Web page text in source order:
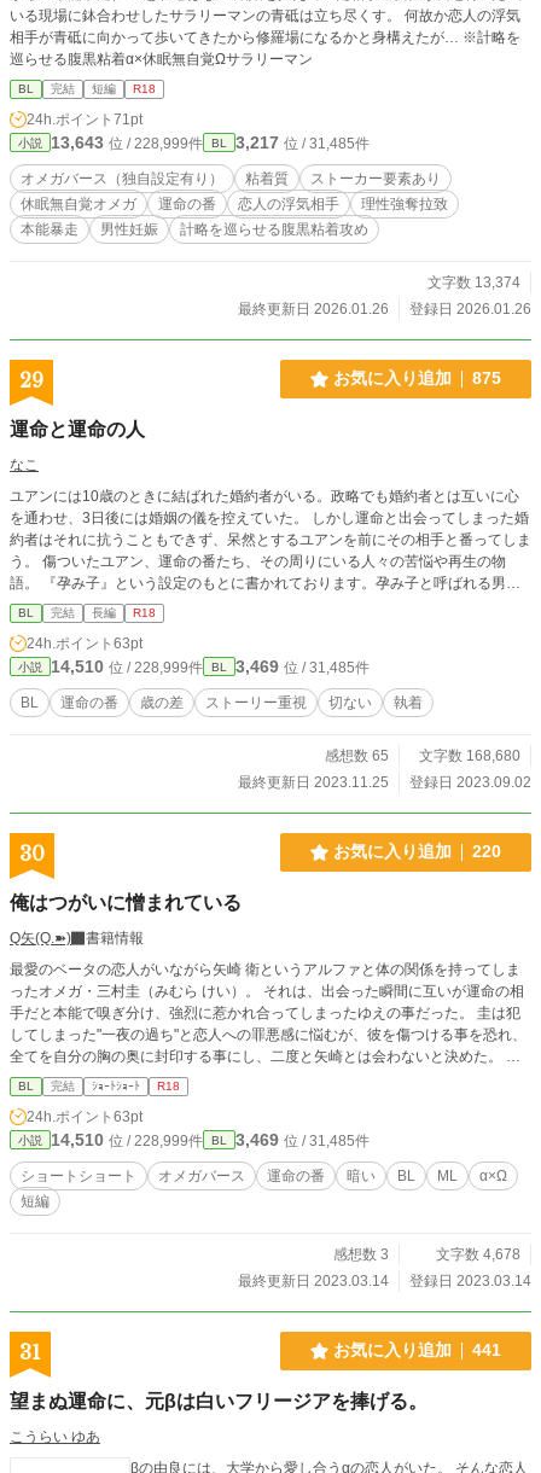
いる現場に鉢合わせしたサラリーマンの青砥は立ち尽くす。 何故か恋人の浮気
相手が青砥に向かって歩いてきたから修羅場になるかと身構えたが… ※計略を
巡らせる腹黒粘着α×休眠無自覚Ωサラリーマン
BL 完結 短編 R18
24h.ポイント 71pt
小説 13,643 位 / 228,999件 BL 3,217 位 / 31,485件
オメガバース（独自設定有り） 粘着質
ストーカー要素あり
休眠無自覚オメガ
運命の番 恋人の浮気相手
理性強奪拉致
本能暴走
男性妊娠 計略を巡らせる腹黒粘着攻め
文字数 13,374
最終更新日 2026.01.26
登録日 2026.01.26
29 お気に入り追加 875
運命と運命の人
なこ
ユアンには10歳のときに結ばれた婚約者がいる。政略でも婚約者とは互いに心
を通わせ、3日後には婚姻の儀を控えていた。 しかし運命と出会ってしまった婚
約者はそれに抗うこともできず、呆然とするユアンを前にその相手と番ってしま
う。 傷ついたユアン、運命の番たち、その周りにいる人々の苦悩や再生の物
語。 『孕み子』という設定のもとに書かれております。孕み子と呼ばれる男の
子たちは、子どもを産むことができる、という、それぐらいの、ゆる~い設定で
す。 3章ぐらいまでは、文字数が少ないので、さくさく読めるかと思います。 R
18シーンありますが、下手くそです。 長い話しになりそうなので、気長にお付
き合いいただける方にお楽しみ頂ければと思います（◞‿◟） ＊R18の回にRつけ
ました。気になる方はお避け下さい。そんなに激しいものではありませんが…
BL 完結 長編 R18
24h.ポイント 63pt
小説 14,510 位 / 228,999件 BL 3,469 位 / 31,485件
BL 運命の番 歳の差 ストーリー重視 切ない 執着
感想数 65
文字数 168,680
最終更新日 2023.11.25
登録日 2023.09.02
30 お気に入り追加 220
俺はつがいに憎まれている
Q矢(Q.➽)
書籍情報
最愛のベータの恋人がいながら矢崎 衛というアルファと体の関係を持ってしま
ったオメガ・三村圭（みむら けい）。 それは、出会った瞬間に互いが運命の相
手だと本能で嗅ぎ分け、強烈に惹かれ合ってしまったゆえの事だった。 圭は犯
してしまった"一夜の過ち"と恋人への罪悪感に悩むが、彼を傷つける事を恐れ、
全てを自分の胸の奥に封印する事にし、二度と矢崎とは会わないと決めた。 し
かし、一度出会ってしまった運命の番同士を、天は見逃してはくれなかった。
心ならずも逢瀬を繰り返す内、圭はとうとう運命に陥落してしまう。 しかし、
その後に待っていたのは最愛の恋人との別れと、番になった矢崎の 『君と出会
いさえしなければ…』 という心無い言葉。 実は矢崎も、圭と出会ってしまった
事で、最愛の妻との番を解除せざるを得なかったという傷を抱えていた。 ※こ
の作品は、『運命だとか、番とか、俺には関係ないけれど』という作品の冒頭に
登場する、主人公斗真の元恋人・三村 圭sideのショートストーリーです。
BL 完結 ｼｮｰﾄｼｮｰﾄ R18
24h.ポイント 63pt
小説 14,510 位 / 228,999件 BL 3,469 位 / 31,485件
ショートショート オメガバース 運命の番 暗い BL ML
α×Ω
短編
感想数 3
文字数 4,678
最終更新日 2023.03.14
登録日 2023.03.14
31 お気に入り追加 441
望まぬ運命に、元βは白いフリージアを捧げる。
こうらい ゆあ
βの由良には、大学から愛し合うαの恋人がいた。 そんな恋人